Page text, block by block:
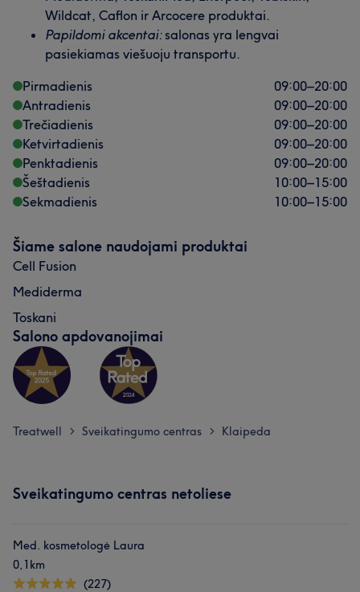
Wildcat, Caflon ir Arcocere produktai.
Papildomi akcentai: salonas yra lengvai
pasiekiamas viešuoju transportu.
Pirmadienis
09:00–20:00
Antradienis
09:00–20:00
Trečiadienis
09:00–20:00
Ketvirtadienis
09:00–20:00
Penktadienis
09:00–20:00
Šeštadienis
10:00–15:00
Sekmadienis
10:00–15:00
Šiame salone naudojami produktai
Cell Fusion
Mediderma
Toskani
Salono apdovanojimai
Treatwell > Sveikatingumo centras > Klaipeda
Sveikatingumo centras netoliese
Med. kosmetologė Laura
0,1km
(227)